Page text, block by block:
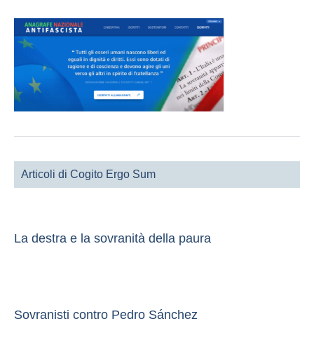
Articoli di Cogito Ergo Sum
La destra e la sovranità della paura
Sovranisti contro Pedro Sánchez